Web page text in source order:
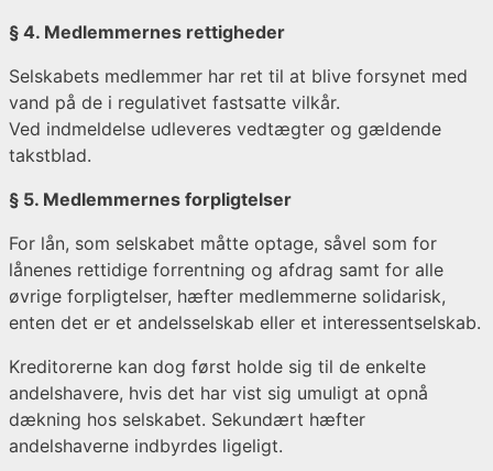
§ 4. Medlemmernes rettigheder
Selskabets medlemmer har ret til at blive forsynet med
vand på de i regulativet fastsatte vilkår.
Ved indmeldelse udleveres vedtægter og gældende
takstblad.
§ 5. Medlemmernes forpligtelser
For lån, som selskabet måtte optage, såvel som for
lånenes rettidige forrentning og afdrag samt for alle
øvrige forpligtelser, hæfter medlemmerne solidarisk,
enten det er et andelsselskab eller et interessentselskab.
Kreditorerne kan dog først holde sig til de enkelte
andelshavere, hvis det har vist sig umuligt at opnå
dækning hos selskabet. Sekundært hæfter
andelshaverne indbyrdes ligeligt.